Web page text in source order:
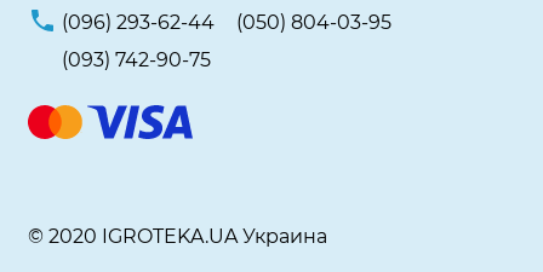
(096) 293-62-44
(050) 804-03-95
(093) 742-90-75
© 2020 IGROTEKA.UA Украина